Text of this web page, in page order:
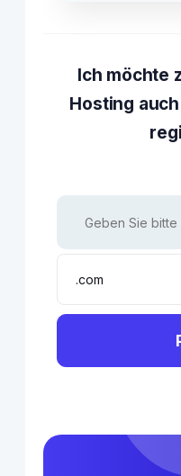
Ich möchte
Hosting
.com